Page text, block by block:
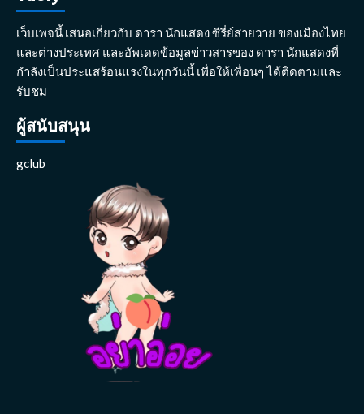
เว็บเพจนี้ เสนอเกี่ยวกับ ดารา นักแสดง ซีรี่ย์สายวาย ของเมืองไทย
และต่างประเทศ และอัพเดดข้อมูลข่าวสารของ ดารา นักแสดงที่
กำลังเป็นประแสร้อนแรงในทุกวันนี้ เพื่อให้เพื่อนๆ ได้ติดตามและ
รับชม
ผู้สนับสนุน
gclub